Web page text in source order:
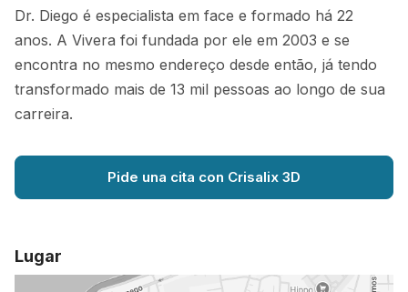
Dr. Diego é especialista em face e formado há 22
anos. A Vivera foi fundada por ele em 2003 e se
encontra no mesmo endereço desde então, já tendo
transformado mais de 13 mil pessoas ao longo de sua
carreira.
Pide una cita con Crisalix 3D
Lugar